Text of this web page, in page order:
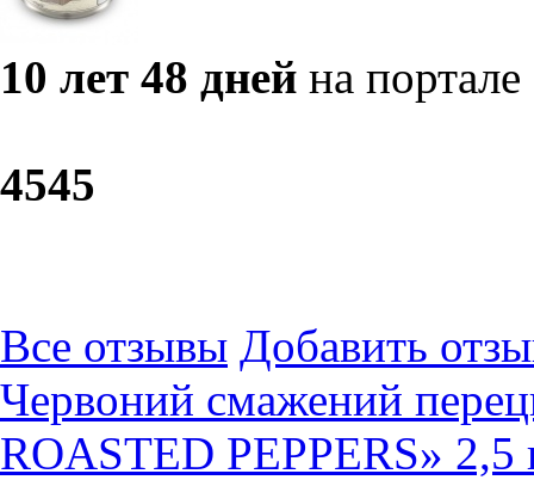
10 лет 48 дней на портале
4545
Все отзывы Добавить
Червоний смажений
ROASTED PEPPERS» 2,5